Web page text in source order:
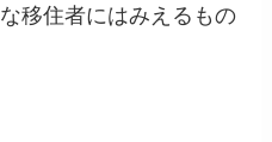
移住者にはみえるもの